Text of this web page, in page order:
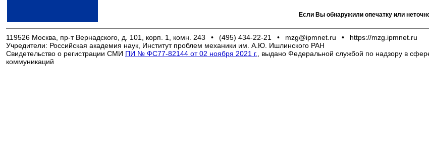
Если Вы обнаружили опечатку или
119526 Москва, пр-т Вернадского, д. 101, корп. 1, комн. 243 • (495) 434-22-21 • mzg@ipmnet.ru •
https://mzg.ipmnet.ru
Учредители: Российская академия наук, Институт проблем механики им. А.Ю. Ишлинского РАН
Свидетельство о регистрации СМИ ПИ № ФС77-82144 от 02 ноября 2021 г.
, выдано Федеральной службой по надзору в
коммуникаций